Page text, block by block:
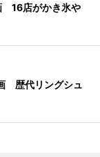
16店がかき氷や
歴代リングシュ